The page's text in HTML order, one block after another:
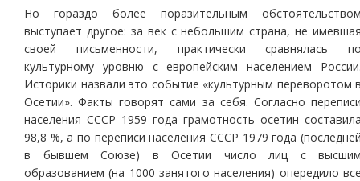
Но гораздо более поразительным
выступает другое: за век с небольшим страна, не
своей письменности, практически сравнялась
культурному уровню с европейским населением
Историки назвали это событие «культурным переворотом
Осетии». Факты говорят сами за себя. Согласно
населения СССР 1959 года грамотность осетин
98,8 %, а по переписи населения СССР 1979 года
в бывшем Союзе) в Осетии число лиц с
образованием (на 1000 занятого населения) опередило